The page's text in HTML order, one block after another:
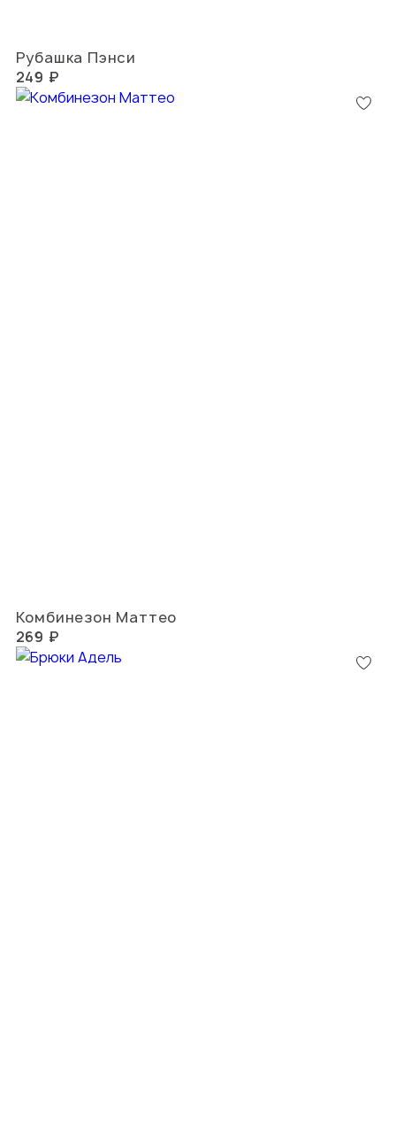
Рубашка Пэнси
249 ₽
Комбинезон Маттео
269 ₽